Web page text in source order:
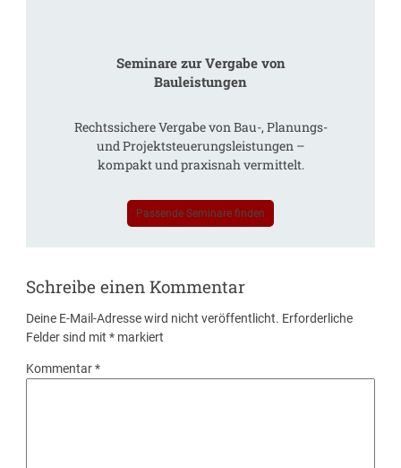
Seminare zur Vergabe von
Bauleistungen
Rechtssichere Vergabe von Bau-, Planungs-
und Projektsteuerungsleistungen –
kompakt und praxisnah vermittelt.
Passende Seminare finden
Schreibe einen Kommentar
Deine E-Mail-Adresse wird nicht veröffentlicht. Erforderliche
Felder sind mit* markiert
Kommentar*